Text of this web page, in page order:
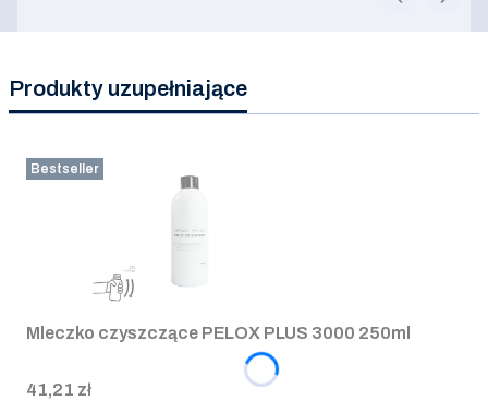
Produkty uzupełniające
Bestseller
Mleczko czyszczące PELOX PLUS 3000 250ml
Cena
41,21 zł